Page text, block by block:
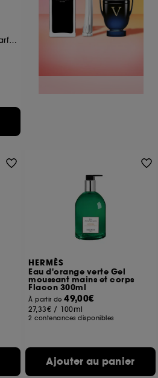
Precious Amber Bougie parfumée
HERMÈS
Eau d'orange verte Gel
moussant mains et corps
Flacon 300ml
À partir de49,00€
27,33€ / 100ml
2 contenances disponibles
Ajouter au panier